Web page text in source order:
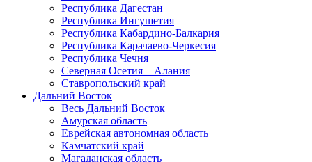
Республика Дагестан
Республика Ингушетия
Республика Кабардино-Балкария
Республика Карачаево-Черкесия
Республика Чечня
Северная Осетия – Алания
Ставропольский край
Дальний Восток
Весь Дальний Восток
Амурская область
Еврейская автономная область
Камчатский край
Магаданская область